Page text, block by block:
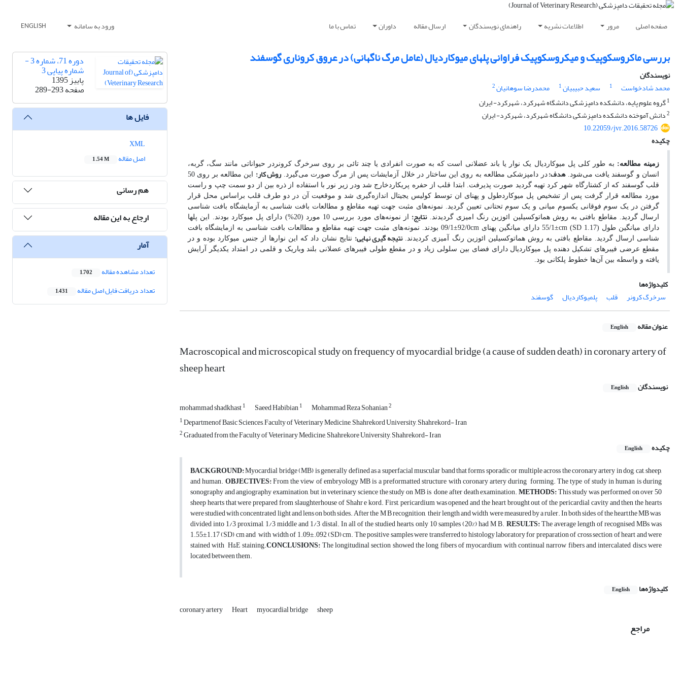
صفحه اصلی مرور اطلاعات نشریه راهنمای نویسندگان ارسال مقاله داوران تماس با ما ورود به سامانه ENGLISH
بررسی ماکروسکوپیک و میکروسکوپیک فراوانی پلهای میوکاردیال (عامل مرگ ناگهانی) در عروق کروناری گوسفند
نویسندگان
محمد شادخواست
1 سعید حبیبیان1 محمدرضا سوهانیان2
1گروه علوم پایه، دانشکده دامپزشکی دانشگاه شهرکرد، شهرکرد- ایران
2دانش آموخته دانشکده دامپزشکی دانشگاه شهرکرد، شهرکرد- ایران
10.22059/jvr.2016.58726
چکیده
زمینه مطالعه: به طور کلی پل میوکاردیال یک نوار یا باند عضلانی است که به صورت انفرادی یا چند تائی بر روی سرخرگ کرونردر حیواناتی مانند سگ، گربه،
انسان و گوسفند یافت میشود.هدف:در دامپزشکی مطالعه به روی این ساختار در خلال آزمایشات پس از مرگ صورت میگیرد. روش کار:
این مطالعه بر روی 50
قلب گوسفند که از کشتارگاه شهر کرد تهیه گردید صورت پذیرفت. ابتدا قلب از حفره پریکاردخارج شد ودر زیر نور با استفاده از ذره بین از دو سمت چپ و راست
مورد مطالعه قرار گرفت پس از تشخیص پل میوکاردطول و پهنای ان توسط کولیس یجیتال اندازهگیری شد و موقعیت آن در دو طرف قلب بر اساس محل قرار
گرفتن در یک سوم فوقانی یکسوم میانی و یک سوم تحتانی تعیین گردید. نمونههای مثبت جهت تهیه مقاطع و مطالعات بافت شناسی به آزمایشگاه بافت شناسی
ارسال گردید. مقاطع بافتی به روش هماتوکسیلین ائوزین رنگ امیزی گردیدند.نتایج: از نمونه
های مورد بررسی 10 مورد (20%) دارای پل میوکارد بودند. این پلها
دارای میانگین طول (cm (SD 1.17±55/1 دارای میانگین پهنای cm‌92/0±09/1 بودند. نمونه
های مثبت جهت تهیه مقاطع و مطالعات بافت شناسی به ازمایشگاه بافت
شناسی ارسال گردید. مقاطع بافتی به روش هماتوکسیلین ائوزین رنگ آمیزی کردیدند.نتیجه گیری نهایی: نتایج نشان داد که این نوارها از جنس میوکارد بوده و در
مقطع عرضی فیبرهای تشکیل دهنده پل میوکاردیال دارای فضای بین سلولی زیاد و در مقطع طولی فیبرهای عضلانی بلند وباریک و قلمی در امتداد یکدیگر آرایش
یافته و واسطه بین آنها خطوط پلکانی بود.
کلیدواژه‌ها
سرخرگ کرونر
قلب پلمیوکاردیال گوسفند
عنوان مقاله English
Macroscopical and microscopical study on frequency of myocardial bridge (a cause of sudden death) in coronary artery of
sheep heart
نویسندگان English
mohammad shadkhast1 Saeed Habibian1 Mohammad Reza Sohanian2
1Departmenof Basic Sciences, Faculty of Veterinary Medicine, Shahrekord University, Shahrekord- Iran
2Graduated from the Faculty of Veterinary Medicine, Shahrekore University, Shahrekord- Iran
چکیده
English
BACKGROUND:Myocardial bridge (MB) is generally defined as a superfacial muscular band that forms sporadic or multiple across the coronary artery in dog, cat, sheep,
and human.OBJECTIVES:From the view of embryology MB is a preformatted structure with coronary artery during forming. The type of study in human is during
sonography and angiography examination, but in veterinary science the study on MB is done after death examination.METHODS:This study was performed on over 50
sheep hearts that were prepared from slaughterhouse of Shahr e kord. First, pericardium was opened and the heart brought out of the pericardial cavity and then the hearts
were studied with concentrated light and lens on both sides. After the M B recognition, their length and width were measured by a ruler. In both sides of the heart,the MB was
divided into 1/3 proximal, 1/3 middle and 1/3 distal. In all of the studied hearts, only 10 samples (20%) had M B.RESULTS:The average length of recognised MBs was
1.55±1.17 (SD) cm and with width of 1.09±.092 (SD) cm. The positive samples were transferred to histology laboratory for preparation of cross section of heart and were
stained with H&E staining.CONCLUSIONS:The longitudinal section showed the long fibers of myocardium with continual narrow fibers and intercalated discs were
located between them.
کلیدواژه‌ها English
coronary artery Heart myocardial bridge sheep
مراجع
دوره 71، شماره 3 -
شماره پیاپی 3
پاییز 1395
صفحه289-293
فایل ها
اصل مقاله
1.54 M
هم رسانی
ارجاع به این مقاله
آمار
تعداد مشاهده مقاله 1,702
تعداد دریافت فایل اصل مقاله 1,431